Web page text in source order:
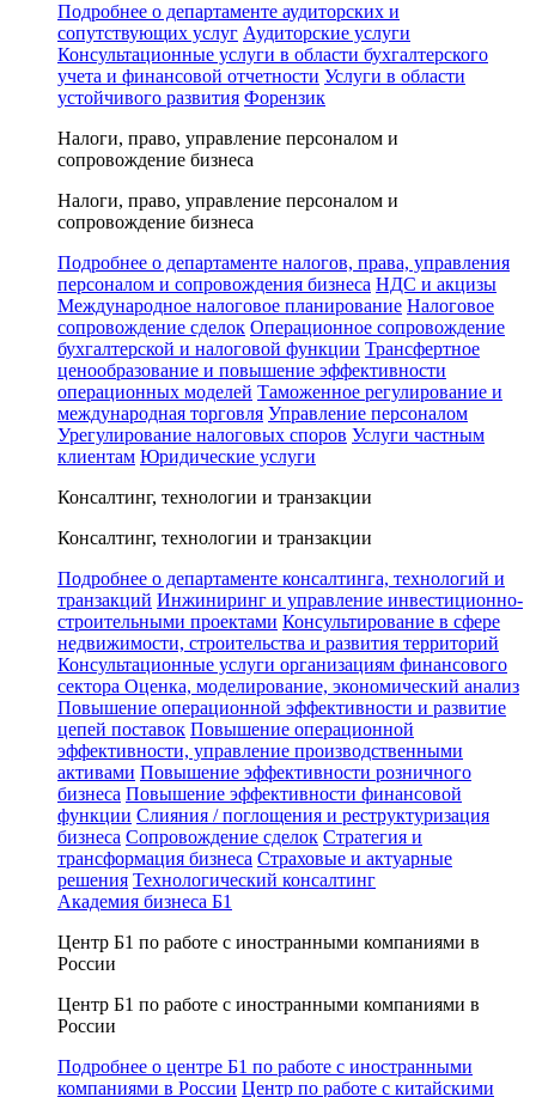
Подробнее о департаменте аудиторских и
сопутствующих услуг Аудиторские услуги
Консультационные услуги в области бухгалтерского
учета и финансовой отчетности Услуги в области
устойчивого развития Форензик
Налоги, право, управление персоналом и
сопровождение бизнеса
Налоги, право, управление персоналом и
сопровождение бизнеса
Подробнее о департаменте налогов, права, управления
персоналом и сопровождения бизнеса НДС и акцизы
Международное налоговое планирование Налоговое
сопровождение сделок Операционное сопровождение
бухгалтерской и налоговой функции Трансфертное
ценообразование и повышение эффективности
операционных моделей Таможенное регулирование и
международная торговля Управление персоналом
Урегулирование налоговых споров Услуги частным
клиентам Юридические услуги
Консалтинг, технологии и транзакции
Консалтинг, технологии и транзакции
Подробнее о департаменте консалтинга, технологий и
транзакций Инжиниринг и управление инвестиционно-
строительными проектами Консультирование в сфере
недвижимости, строительства и развития территорий
Консультационные услуги организациям финансового
сектора Оценка, моделирование, экономический анализ
Повышение операционной эффективности и развитие
цепей поставок Повышение операционной
эффективности, управление производственными
активами Повышение эффективности розничного
бизнеса Повышение эффективности финансовой
функции Слияния / поглощения и реструктуризация
бизнеса Сопровождение сделок Стратегия и
трансформация бизнеса Страховые и актуарные
решения Технологический консалтинг
Академия бизнеса Б1
Центр Б1 по работе с иностранными компаниями в
России
Центр Б1 по работе с иностранными компаниями в
России
Подробнее о центре Б1 по работе с иностранными
компаниями в России Центр по работе с китайскими